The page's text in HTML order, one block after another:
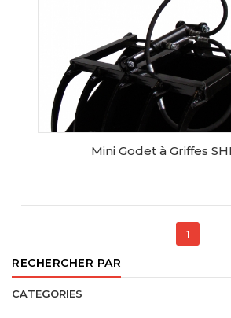
Mini Godet à Griffes
1
RECHERCHER PAR
CATEGORIES